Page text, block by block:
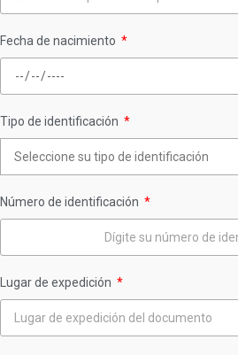
Fecha de nacimiento
Tipo de identificación
Número de identificación
Lugar de expedición